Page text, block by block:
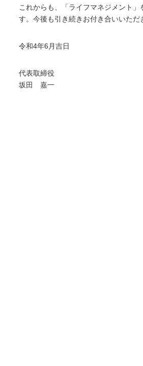
これからも、「ライフマネジメント
す。今後も引き続きお付き合いいただ
令和4年6月吉日
代表取締役
坂田 嘉一